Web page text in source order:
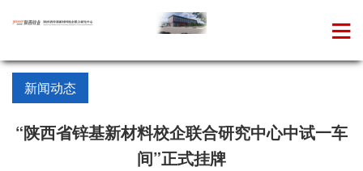
新闻动态
“陕西省锌基新材料校企联合研究中心中试一车
间”正式挂牌